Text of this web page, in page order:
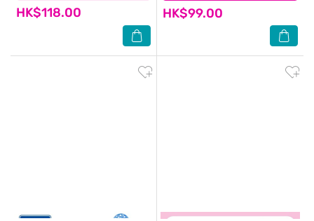
HK$118.00 HK$99.00